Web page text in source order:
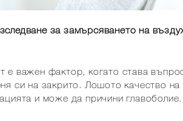
за замърсяването на
е важен фактор, когато става
си на закрито. Лошото качество
и може да причини